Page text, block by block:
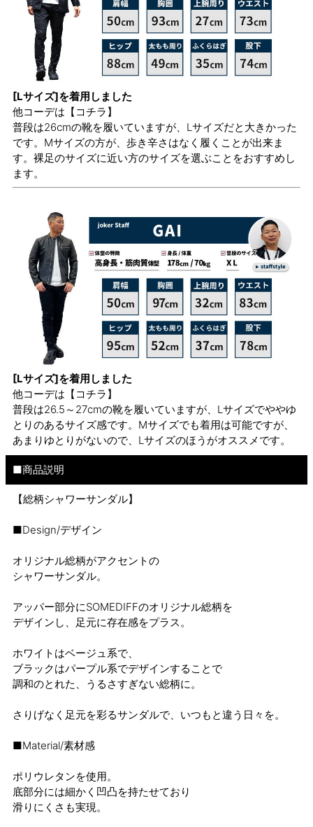
[Lサイズ]を着用しました
他コーデは 【コチラ】
普段は26cmの靴を履いていますが、Lサイズだと大きかった
です。Mサイズの方が、歩き辛さはなく履くことが出来ま
す。裸足のサイズに近い方のサイズを選ぶことをおすすめし
ます。
[Lサイズ]を着用しました
他コーデは 【コチラ】
普段は26.5～27cmの靴を履いていますが、Lサイズでややゆ
とりのあるサイズ感です。Mサイズでも着用は可能ですが、
あまりゆとりがないので、Lサイズのほうがオススメです。
■商品説明
【総柄シャワーサンダル】
■Design/デザイン
オリジナル総柄がアクセントの
シャワーサンダル。
アッパー部分にSOMEDIFFのオリジナル総柄を
デザインし、足元に存在感をプラス。
ホワイトはベージュ系で、
ブラックはパープル系でデザインすることで
調和のとれた、うるさすぎない総柄に。
さりげなく足元を彩るサンダルで、いつもと違う日々を。
■Material/素材感
ポリウレタンを使用。
底部分には細かく凹凸を持たせており
滑りにくさも実現。